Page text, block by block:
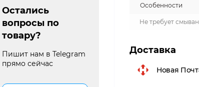
Остались
вопросы по
товару?
Пишит нам в Telegram
прямо сейчас
Особенности
Не требует
Доставка
Новая